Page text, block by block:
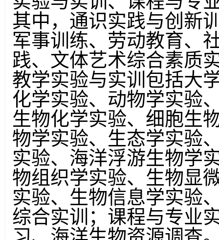
其中，通识实践与创新
军事训练、劳动教育、
践、文体艺术综合素质
教学实验与实训包括大
化学实验、动物学实验
生物化学实验、细胞生
物学实验、生态学实验
实验、海洋浮游生物学
物组织学实验、生物显
实验、生物信息学实验
综合实训；课程与专业